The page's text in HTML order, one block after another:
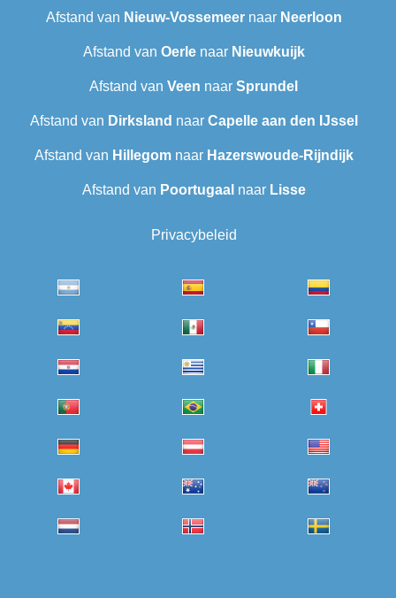
Afstand van Nieuw-Vossemeernaar Neerloon
Afstand van Oerlenaar Nieuwkuijk
Afstand van Veen naar Sprundel
Afstand van Dirksland naar Capelle aan den IJssel
Afstand van Hillegomnaar Hazerswoude-Rijndijk
Afstand van Poortugaal naar Lisse
Privacybeleid